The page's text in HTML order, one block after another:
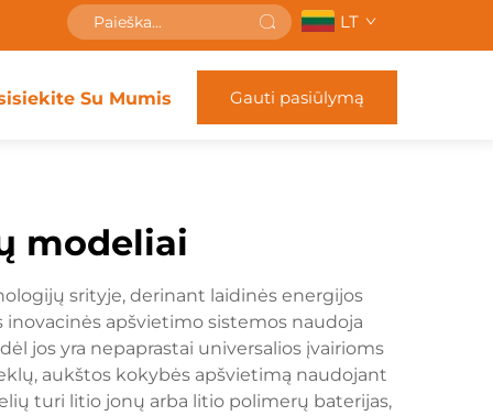
LT
Su Mumis Gauti pasiūlymą
modeliai
srityje, derinant laidinės energijos
apšvietimo sistemos naudoja
jos yra nepaprastai universalios įvairioms
aukštos kokybės apšvietimą naudojant
turi litio jonų arba litio polimerų baterijas,